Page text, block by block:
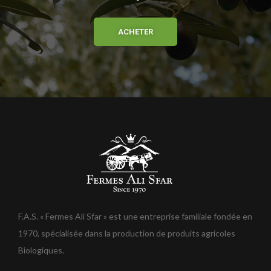
ACHETER
F.A.S. « Fermes Ali Sfar » est une entreprise familiale fondée en
1970, spécialisée dans la production de produits agricoles
Biologiques.